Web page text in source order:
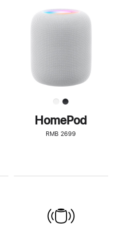
步
了
解
HomePod<
HomePod
RMB 2699